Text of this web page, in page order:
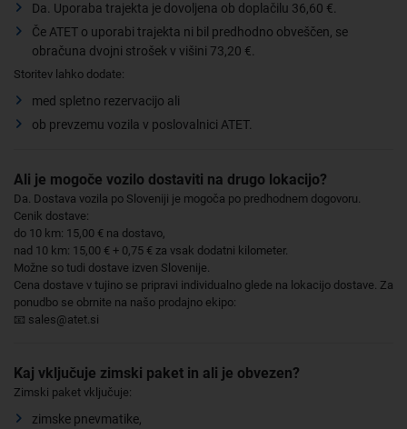
Da. Uporaba trajekta je dovoljena ob doplačilu 36,60 €.
Če ATET o uporabi trajekta ni bil predhodno obveščen, se
obračuna dvojni strošek v višini 73,20 €.
Storitev lahko dodate:
med spletno rezervacijo ali
ob prevzemu vozila v poslovalnici ATET.
Ali je mogoče vozilo dostaviti na drugo lokacijo?
Da. Dostava vozila po Sloveniji je mogoča po predhodnem dogovoru.
Cenik dostave:
do 10 km: 15,00 € na dostavo,
nad 10 km: 15,00 € + 0,75 € za vsak dodatni kilometer.
Možne so tudi dostave izven Slovenije.
Cena dostave v tujino se pripravi individualno glede na lokacijo dostave. Za
ponudbo se obrnite na našo prodajno ekipo:
📧 sales@atet.si
Kaj vključuje zimski paket in ali je obvezen?
Zimski paket vključuje:
zimske pnevmatike,